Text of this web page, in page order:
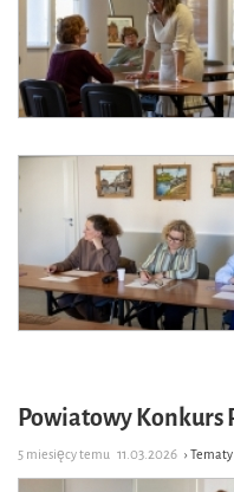
Powiatowy Konkurs
5 miesięcy temu 11.03.2026 › Tematy